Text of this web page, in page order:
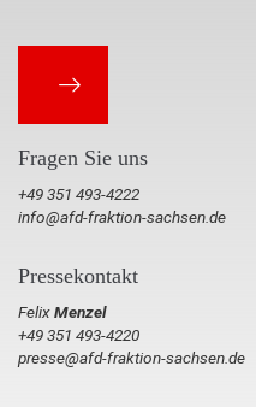
Fragen Sie uns
+49 351 493-4222
info@afd-fraktion-sachsen.de
Pressekontakt
FelixMenzel
+49 351 493-4220
presse@afd-fraktion-sachsen.de